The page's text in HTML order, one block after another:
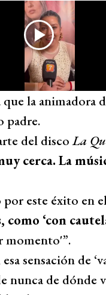
la animadora
padre.
del discoLa
cerca. La
este éxito en
como ‘con
momento'”.
sensación de
nunca de dónde